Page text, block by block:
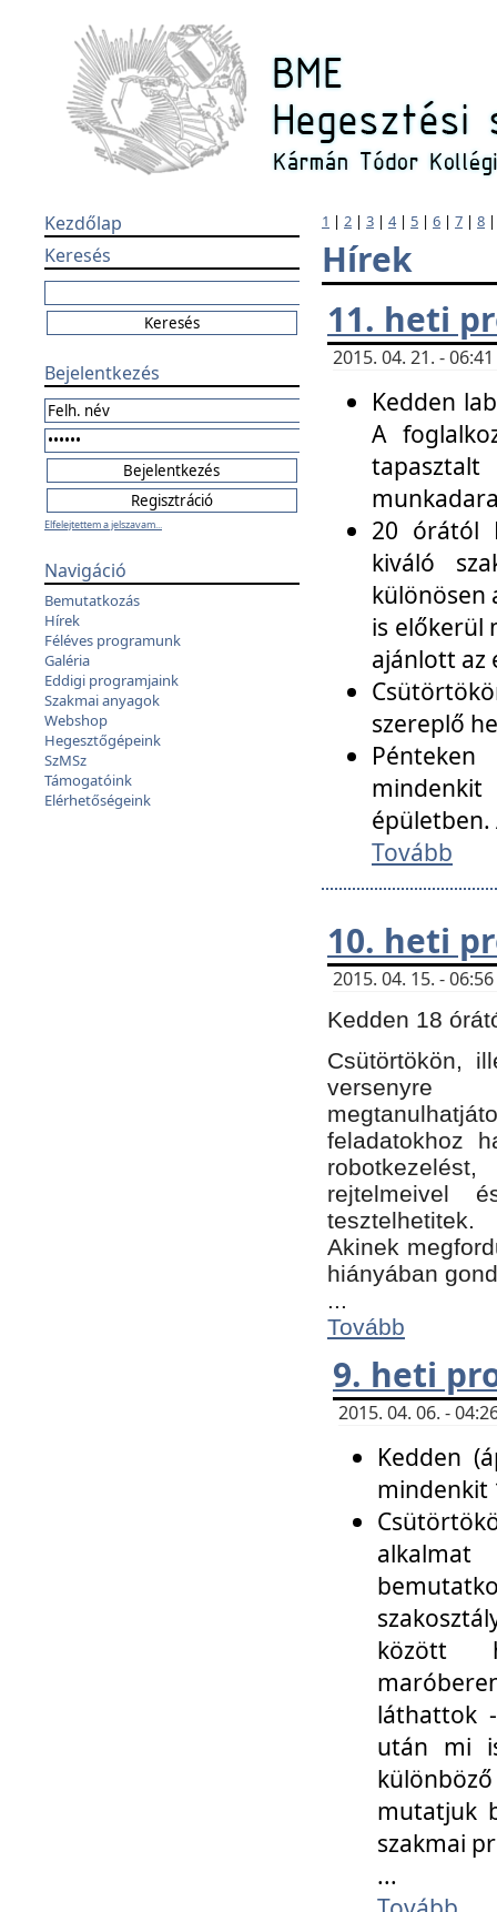
Kezdőlap
Keresés
Bejelentkezés
Elfelejtettem a jelszavam...
Navigáció
Bemutatkozás
Hírek
Féléves programunk
Galéria
Eddigi programjaink
Szakmai anyagok
Webshop
Hegesztőgépeink
SzMSz
Támogatóink
Elérhetőségeink
1 | 2 | 3 | 4| 5 | 6 | 7 | 8
Hírek
11. heti
2015. 04. 21. -
Kedden
A
20 órától
kiváló
különösen
is előkerül
ajánlott az
szereplő
épületben.
Tovább
10. heti
2015. 04. 15. -
Kedden 18
Csütörtökön,
versenyre
feladatokhoz
rejtelmeivel
tesztelhetitek.
Akinek
hiányában
...
Tovább
9. heti
2015. 04. 06. -
Kedden
mindenkit
között
láthattok
után mi
mutatjuk
szakmai
...